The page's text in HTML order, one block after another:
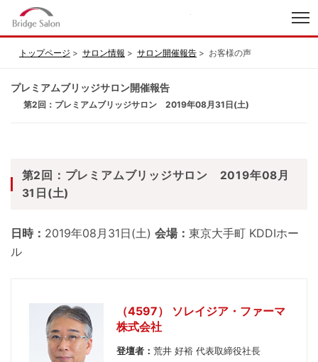
トップページ サロン情報 サロン開催報告 お客様の声
プレミアムブリッジサロン開催報告
第2回：プレミアムブリッジサロン 2019年08月31日(土)
第2回：プレミアムブリッジサロン 2019年08月
31日(土)
日時： 2019年08月31日(土) 会場： 東京大手町 KDDIホー
ル
（4597） ソレイジア・ファーマ
株式会社
登壇者： 荒井 好裕 代表取締役社長